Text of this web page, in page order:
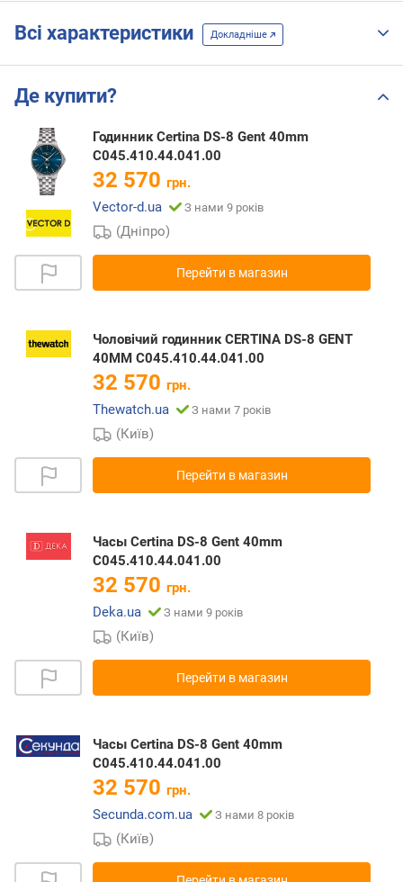
Всі характеристики Докладніше
Де купити?
Годинник Certina DS-8 Gent 40mm
C045.410.44.041.00
32 570 грн.
Vector-d.ua
З нами 9 років
(Дніпро)
Перейти в магазин
Чоловічий годинник CERTINA DS-8 GENT
40MM C045.410.44.041.00
32 570 грн.
Thewatch.ua
З нами 7 років
(Київ)
Перейти в магазин
Часы Certina DS-8 Gent 40mm
C045.410.44.041.00
32 570 грн.
Deka.ua
З нами 9 років
(Київ)
Перейти в магазин
Часы Certina DS-8 Gent 40mm
C045.410.44.041.00
32 570 грн.
Secunda.com.ua
З нами 8 років
(Київ)